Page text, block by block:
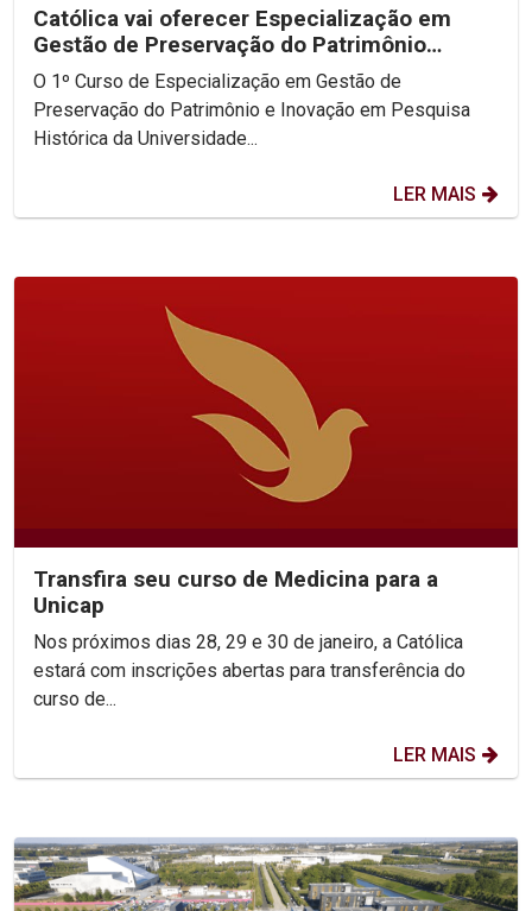
Católica vai oferecer Especialização em
Gestão de Preservação do Patrimônio
Histórico
O 1º Curso de Especialização em Gestão de
Preservação do Patrimônio e Inovação em Pesquisa
Histórica da Universidade...
LER MAIS
Transfira seu curso de Medicina para a
Unicap
Nos próximos dias 28, 29 e 30 de janeiro, a Católica
estará com inscrições abertas para transferência do
curso de...
LER MAIS